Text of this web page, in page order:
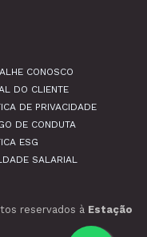
CONOSCO
DO CLIENTE
DE PRIVACIDADE
DE CONDUTA
ESG
SALARIAL
reservados à Estação
X